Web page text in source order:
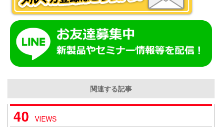
関連する記事
40 VIEWS